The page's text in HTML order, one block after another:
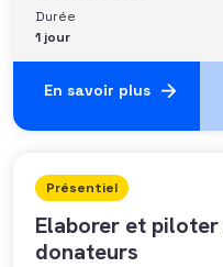
Durée
1 jour
En savoir plus
Présentiel
Elaborer et
donateurs